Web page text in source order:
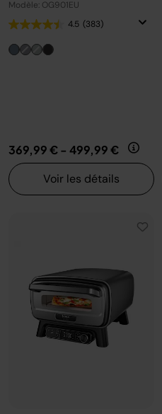
Modèle: OG901EU
4.5 (383)
369,99 €- 499,99 €
Voir les détails